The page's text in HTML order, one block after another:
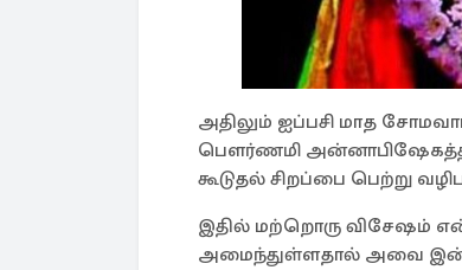
அதிலும் ஐப்பசி மாத
பௌர்ணமி
கூடுதல் சிறப்பை பெற்று
இதில் மற்றொரு விசேஷம்
அமைந்துள்ளதால் அவை